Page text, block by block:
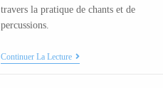
travers la pratique de chants et de
percussions.
Continuer La Lecture